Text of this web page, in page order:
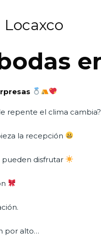
Locaxco
repente el clima cambia?
la recepción
pueden disfrutar
por alto…